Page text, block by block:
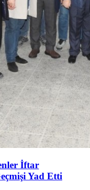
İftar
Yad Etti